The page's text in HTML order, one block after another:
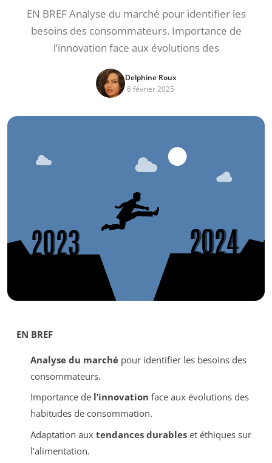
EN BREF Analyse du marché pour identifier les
besoins des consommateurs. Importance de
l’innovation face aux évolutions des
Delphine Roux
6 février 2025
EN BREF
Analyse du marchépour identifier les besoins des
consommateurs.
Importance de l’innovation face aux évolutions des
habitudes de consommation.
Adaptation aux tendances durableset éthiques sur
l’alimentation.